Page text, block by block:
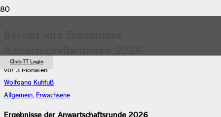
Click-TT Login
vor 3 Monaten
Wolfgang Kuhfuß
Allgemein, Erwachsene
Ergebnisse der Anwartschaftsrunde 2026